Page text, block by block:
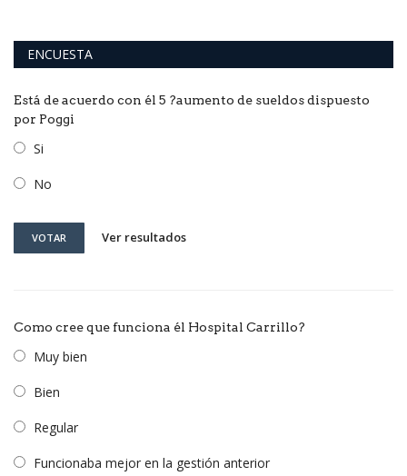
ENCUESTA
Está de acuerdo con él 5 ?aumento de sueldos dispuesto
por Poggi
Si
No
VOTAR Ver resultados
Como cree que funciona él Hospital Carrillo?
Muy bien
Bien
Regular
Funcionaba mejor en la gestión anterior